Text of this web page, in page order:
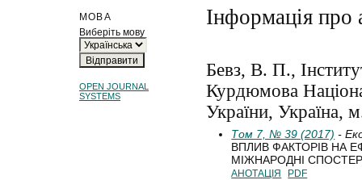
МОВА
Виберіть мову
OPEN JOURNAL
SYSTEMS
Інформація про
Бевз, В. П.,
Курдюмова
України, Україна,
Том 7, № 39 (2017) -
ВПЛИВ ФАКТОРІВ НА
МІЖНАРОДНІ
АНОТАЦІЯ PDF